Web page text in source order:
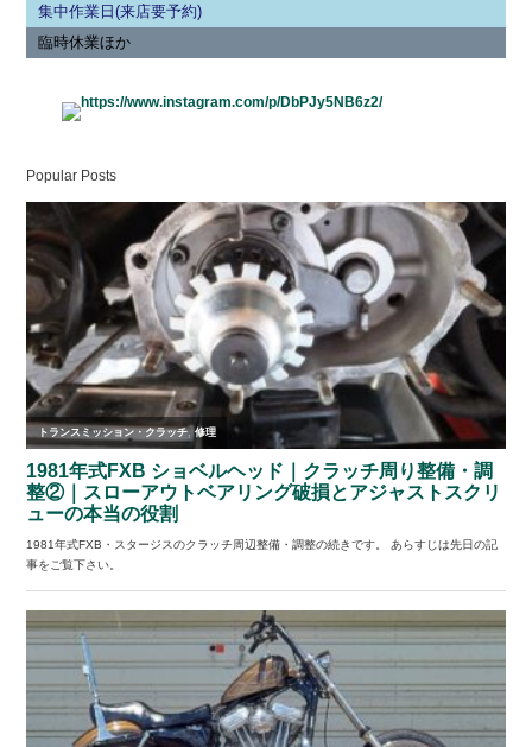
集中作業日(来店要予約)
臨時休業ほか
Popular Posts